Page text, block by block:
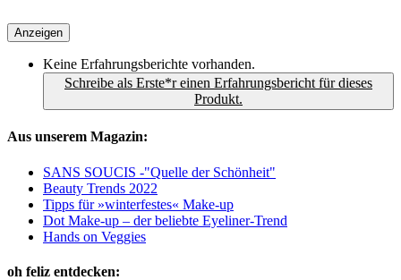
Anzeigen
Keine Erfahrungsberichte vorhanden.
Schreibe als Erste*r einen Erfahrungsbericht für dieses
Produkt.
Aus unserem Magazin:
SANS SOUCIS -"Quelle der Schönheit"
Beauty Trends 2022
Tipps für »winterfestes« Make-up
Dot Make-up – der beliebte Eyeliner-Trend
Hands on Veggies
oh feliz entdecken: